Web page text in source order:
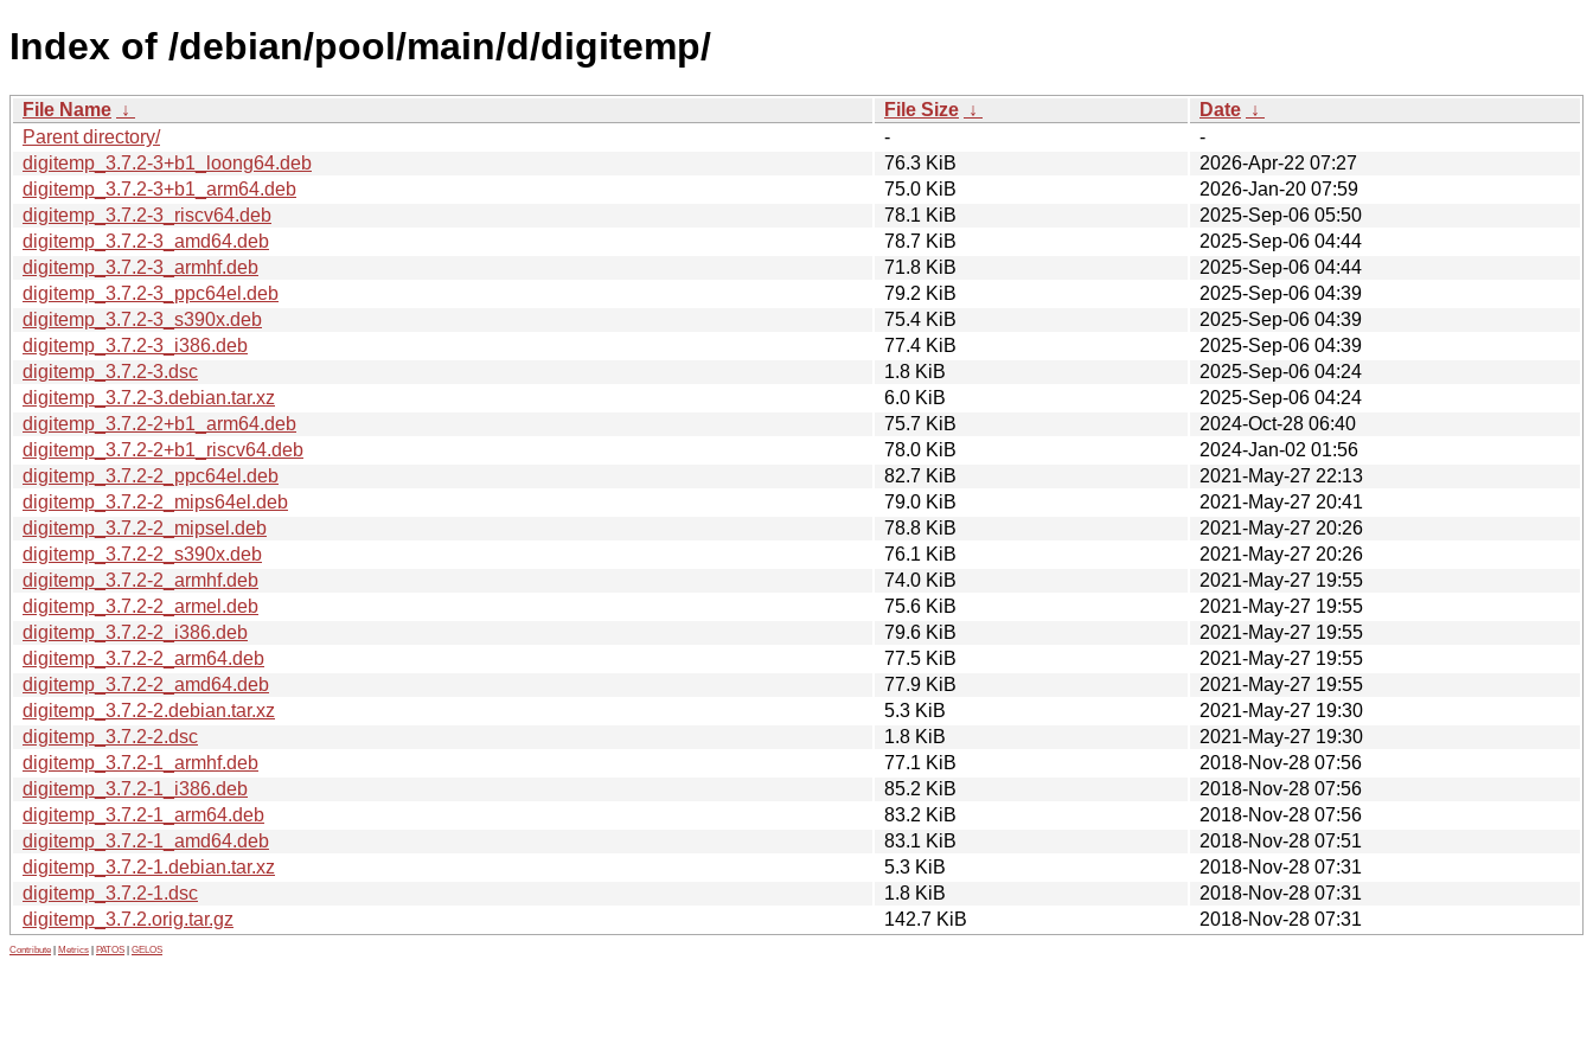
Index of /debian/pool/main/d/digitemp/
File Name ↓ File Size ↓ Date ↓
Parent directory/
-
-
digitemp_3.7.2-3+b1_loong64.deb
76.3 KiB
2026-Apr-22 07:27
digitemp_3.7.2-3+b1_arm64.deb
75.0 KiB
2026-Jan-20 07:59
digitemp_3.7.2-3_riscv64.deb
78.1 KiB
2025-Sep-06 05:50
digitemp_3.7.2-3_amd64.deb
78.7 KiB
2025-Sep-06 04:44
digitemp_3.7.2-3_armhf.deb
71.8 KiB
2025-Sep-06 04:44
digitemp_3.7.2-3_ppc64el.deb
79.2 KiB
2025-Sep-06 04:39
digitemp_3.7.2-3_s390x.deb
75.4 KiB
2025-Sep-06 04:39
digitemp_3.7.2-3_i386.deb
77.4 KiB
2025-Sep-06 04:39
digitemp_3.7.2-3.dsc
1.8 KiB
2025-Sep-06 04:24
digitemp_3.7.2-3.debian.tar.xz
6.0 KiB
2025-Sep-06 04:24
digitemp_3.7.2-2+b1_arm64.deb
75.7 KiB
2024-Oct-28 06:40
digitemp_3.7.2-2+b1_riscv64.deb
78.0 KiB
2024-Jan-02 01:56
digitemp_3.7.2-2_ppc64el.deb
82.7 KiB
2021-May-27 22:13
digitemp_3.7.2-2_mips64el.deb
79.0 KiB
2021-May-27 20:41
digitemp_3.7.2-2_mipsel.deb
78.8 KiB
2021-May-27 20:26
digitemp_3.7.2-2_s390x.deb
76.1 KiB
2021-May-27 20:26
digitemp_3.7.2-2_armhf.deb
74.0 KiB
2021-May-27 19:55
digitemp_3.7.2-2_armel.deb
75.6 KiB
2021-May-27 19:55
digitemp_3.7.2-2_i386.deb
79.6 KiB
2021-May-27 19:55
digitemp_3.7.2-2_arm64.deb
77.5 KiB
2021-May-27 19:55
digitemp_3.7.2-2_amd64.deb
77.9 KiB
2021-May-27 19:55
digitemp_3.7.2-2.debian.tar.xz
5.3 KiB
2021-May-27 19:30
digitemp_3.7.2-2.dsc
1.8 KiB
2021-May-27 19:30
digitemp_3.7.2-1_armhf.deb
77.1 KiB
2018-Nov-28 07:56
digitemp_3.7.2-1_i386.deb
85.2 KiB
2018-Nov-28 07:56
digitemp_3.7.2-1_arm64.deb
83.2 KiB
2018-Nov-28 07:56
digitemp_3.7.2-1_amd64.deb
83.1 KiB
2018-Nov-28 07:51
digitemp_3.7.2-1.debian.tar.xz
5.3 KiB
2018-Nov-28 07:31
digitemp_3.7.2-1.dsc
1.8 KiB
2018-Nov-28 07:31
digitemp_3.7.2.orig.tar.gz
142.7 KiB 2018-Nov-28 07:31
Contribute Metrics PATOS GELOS